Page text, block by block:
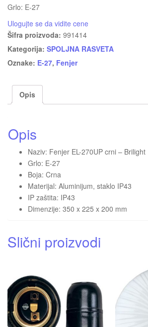
Grlo: E-27
Ulogujte se da vidite cene
Šifra proizvoda: 991414
Kategorija: SPOLJNA RASVETA
Oznake: E-27, Fenjer
Opis
Opis
Naziv: Fenjer EL-270UP crni – Brilight
Grlo: E-27
Boja: Crna
Materijal: Aluminijum, staklo IP43
IP zaštita: IP43
Dimenzije: 350 x 225 x 200 mm
Slični proizvodi